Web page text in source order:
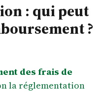
: qui peut
?
des frais de
la réglementation